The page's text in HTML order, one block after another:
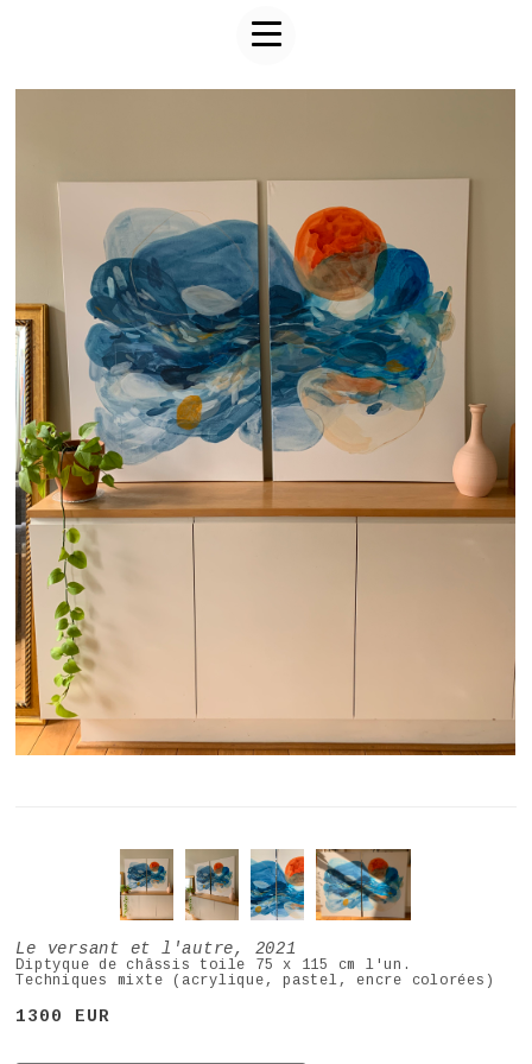
Le versant et l'autre, 2021
Diptyque de châssis toile 75 x 115 cm l'un.
Techniques mixte (acrylique, pastel, encre colorées)
1300 EUR